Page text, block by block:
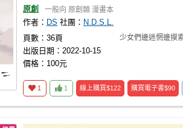
原創 一般向 原創類 漫畫本
作者： DS 社團： N.D.S.L.
頁數：36頁
出版日期：2022-10-15
價格：100元
少女們邊迷惘邊摸
1 1 線上購買$122 購買電子書$90